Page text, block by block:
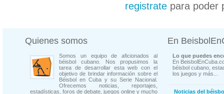
registrate para poder
Quienes somos
Somos un equipo de aficionados al
béisbol cubano. Nos propusimos la
tarea de desarrollar esta web con el
objetivo de brindar información sobre el
Béisbol en Cuba y su Serie Nacional.
Ofrecemos noticias, reportajes,
estadísticas, foros de debate, juegos online y mucho
En
Lo que puedes
En
béisbol cubano,
los juegos y más...
Noticias del